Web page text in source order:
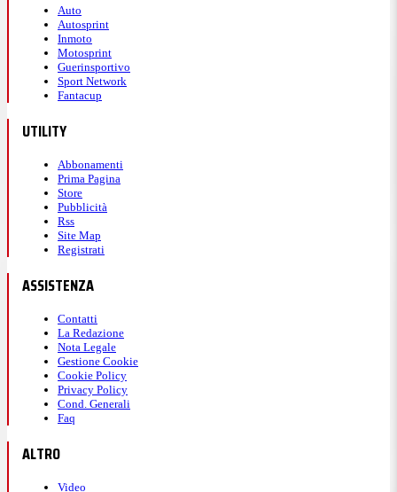
Auto
Autosprint
Inmoto
Motosprint
Guerinsportivo
Sport Network
Fantacup
UTILITY
Abbonamenti
Prima Pagina
Store
Pubblicità
Rss
Site Map
Registrati
ASSISTENZA
Contatti
La Redazione
Nota Legale
Gestione Cookie
Cookie Policy
Privacy Policy
Cond. Generali
Faq
ALTRO
Video